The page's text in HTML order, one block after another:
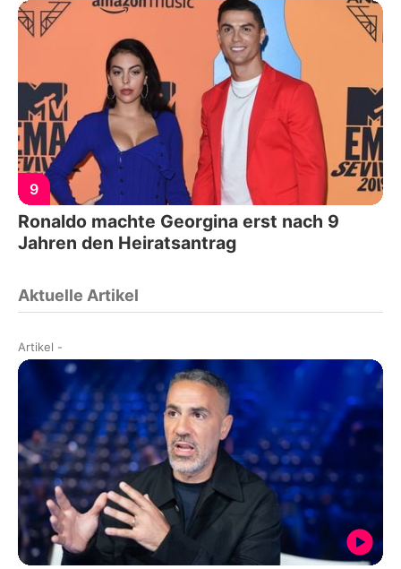
9
Ronaldo machte Georgina erst nach 9
Jahren den Heiratsantrag
Aktuelle Artikel
Artikel -